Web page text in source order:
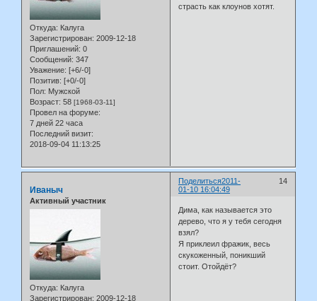
Откуда: Калуга
Зарегистрирован: 2009-12-18
Приглашений: 0
Сообщений: 347
Уважение: [+6/-0]
Позитив: [+0/-0]
Пол: Мужской
Возраст: 58 [1968-03-11]
Провел на форуме:
7 дней 22 часа
Последний визит:
2018-09-04 11:13:25
страсть как клоунов хотят.
Поделиться 14
2011-
01-10 16:04:49
Иваныч
Активный участник
Откуда: Калуга
Зарегистрирован: 2009-12-18
Дима, как называется это
дерево, что я у тебя сегодня
взял?
Я приклеил фражик, весь
скукоженный, поникший
стоит. Отойдёт?